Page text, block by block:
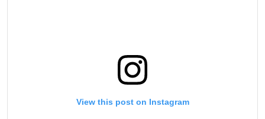
View this post on Instagram